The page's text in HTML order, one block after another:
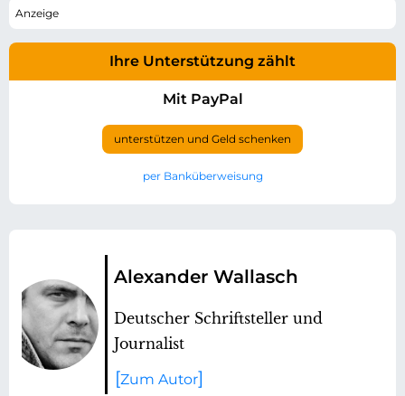
Ihre Unterstützung zählt
Mit PayPal
unterstützen und Geld schenken
per Banküberweisung
Alexander Wallasch
Deutscher Schriftsteller und
Journalist
Zum Autor